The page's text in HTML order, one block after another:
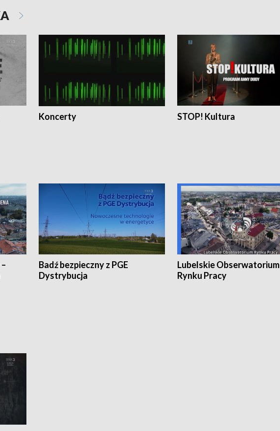
Koncerty STOP! Kultura
Badź bezpieczny z PGE
Dystrybucja
Lubelskie Obserwatorium
Rynku Pracy